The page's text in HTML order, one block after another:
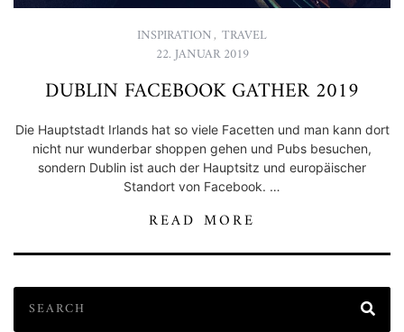
INSPIRATION, TRAVEL
22. JANUAR 2019
DUBLIN FACEBOOK GATHER 2019
Die Hauptstadt Irlands hat so viele Facetten und man kann dort
nicht nur wunderbar shoppen gehen und Pubs besuchen,
sondern Dublin ist auch der Hauptsitz und europäischer
Standort von Facebook. …
READ MORE